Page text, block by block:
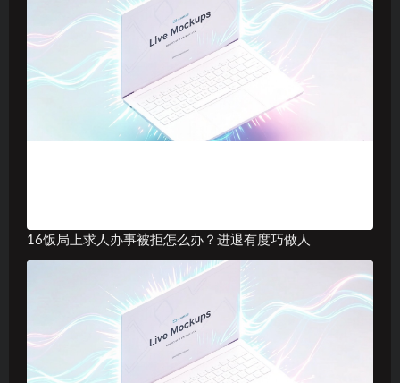
16饭局上求人办事被拒怎么办？进退有度巧做人